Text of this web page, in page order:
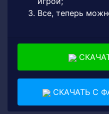
Все, теперь
СКАЧАТЬ С